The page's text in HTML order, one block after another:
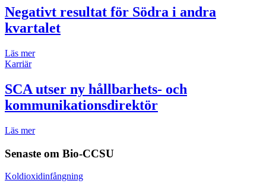
Negativt resultat för Södra i andra
kvartalet
Läs mer
Karriär
SCA utser ny hållbarhets- och
kommunikationsdirektör
Läs mer
Senaste om Bio-CCSU
Koldioxidinfångning